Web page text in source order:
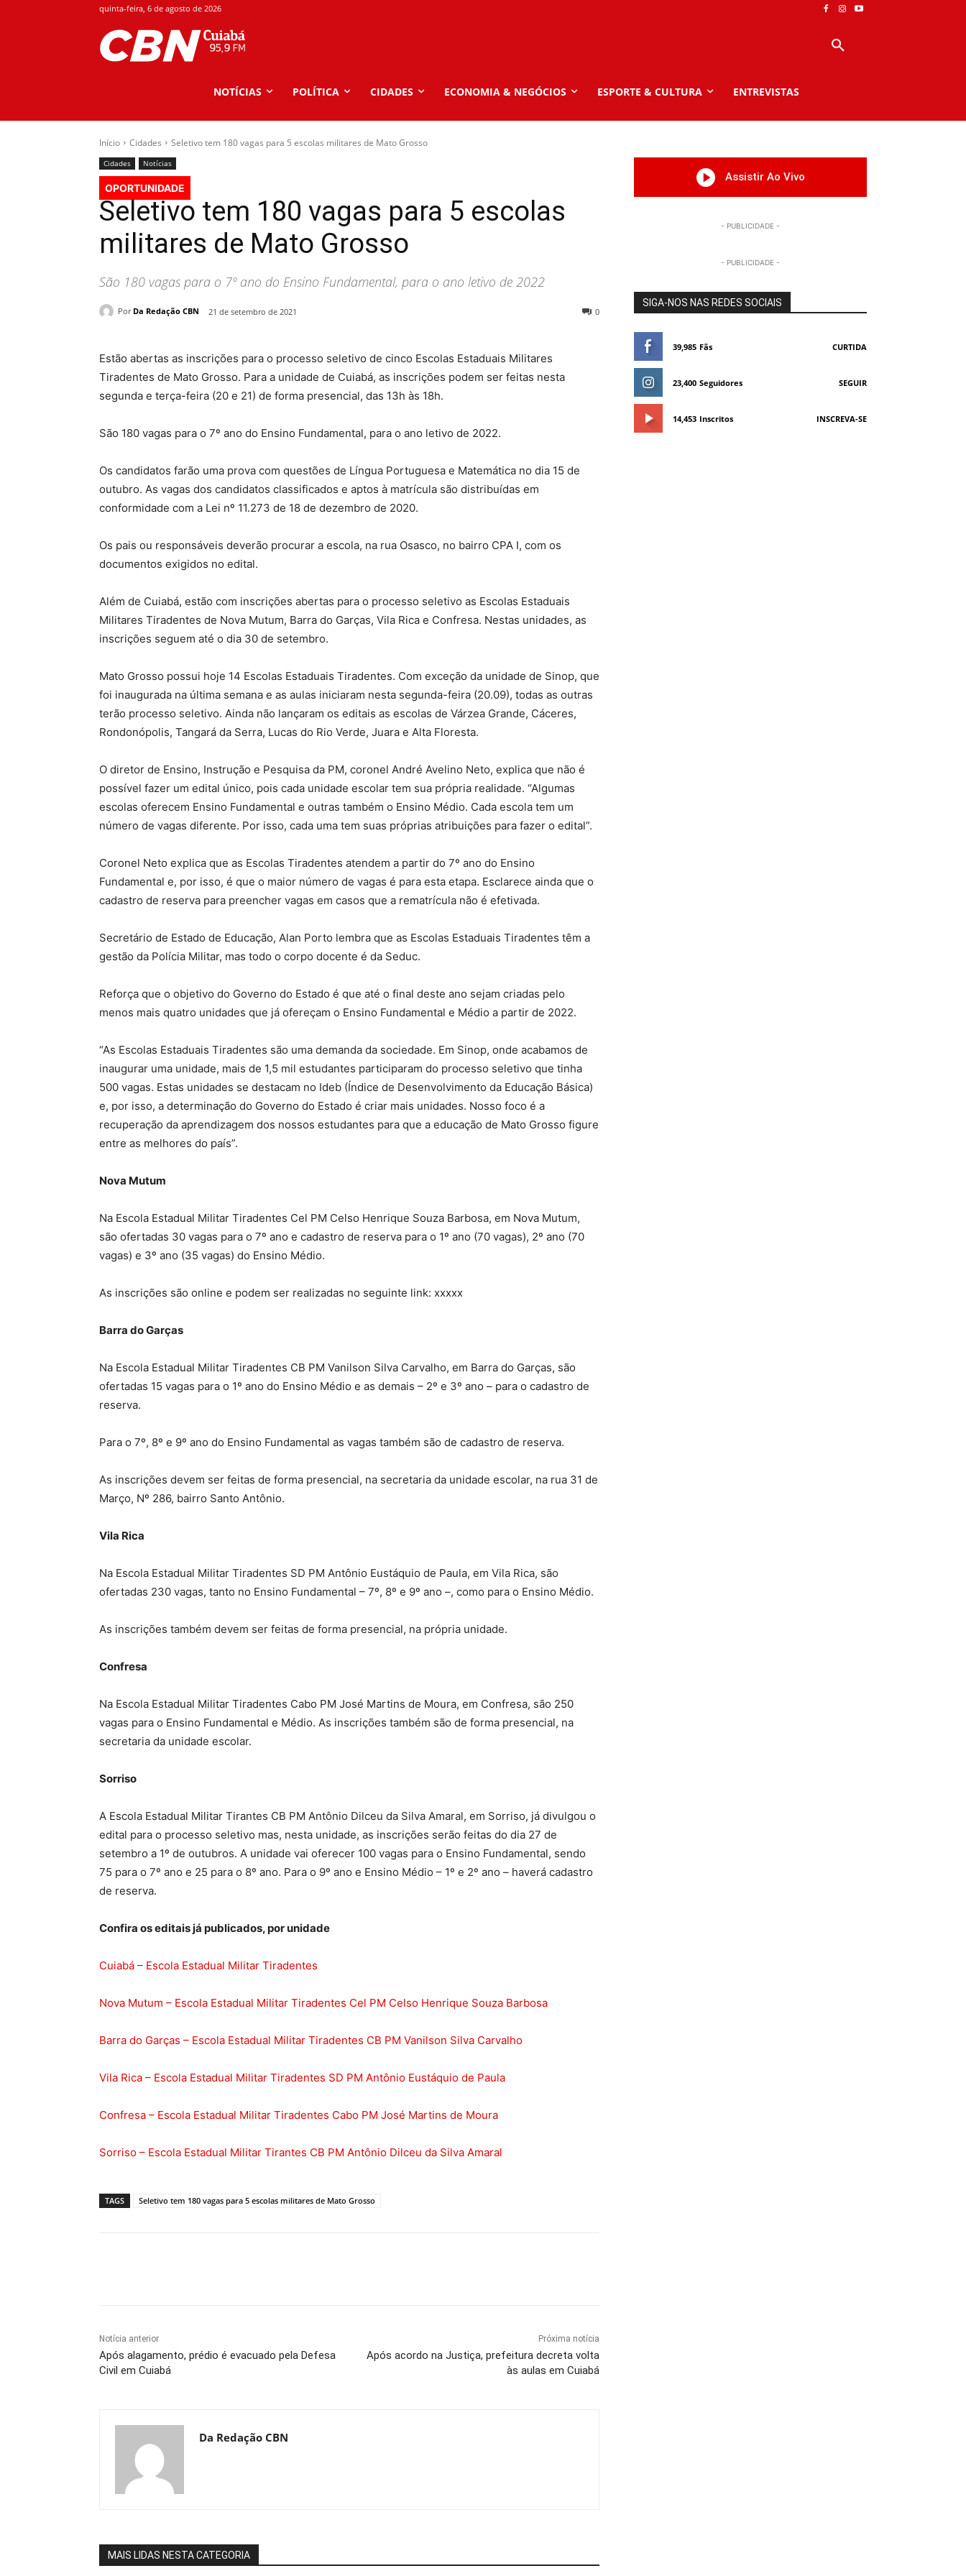
quinta-feira, 6 de agosto de 2026
NOTÍCIAS POLÍTICA CIDADES ECONOMIA & NEGÓCIOS ESPORTE & CULTURA ENTREVISTAS
Início Cidades Seletivo tem 180 vagas para 5 escolas militares de Mato Grosso
Cidades Notícias
OPORTUNIDADE
Seletivo tem 180 vagas para 5 escolas
militares de Mato Grosso
São 180 vagas para o 7º ano do Ensino Fundamental, para o ano letivo de 2022
Por Da Redação CBN 21 de setembro de 2021 0
Estão abertas as inscrições para o processo seletivo de cinco Escolas Estaduais Militares
Tiradentes de Mato Grosso. Para a unidade de Cuiabá, as inscrições podem ser feitas nesta
segunda e terça-feira (20 e 21) de forma presencial, das 13h às 18h.
São 180 vagas para o 7º ano do Ensino Fundamental, para o ano letivo de 2022.
Os candidatos farão uma prova com questões de Língua Portuguesa e Matemática no dia 15 de
outubro. As vagas dos candidatos classificados e aptos à matrícula são distribuídas em
conformidade com a Lei nº 11.273 de 18 de dezembro de 2020.
Os pais ou responsáveis deverão procurar a escola, na rua Osasco, no bairro CPA I, com os
documentos exigidos no edital.
Além de Cuiabá, estão com inscrições abertas para o processo seletivo as Escolas Estaduais
Militares Tiradentes de Nova Mutum, Barra do Garças, Vila Rica e Confresa. Nestas unidades, as
inscrições seguem até o dia 30 de setembro.
Mato Grosso possui hoje 14 Escolas Estaduais Tiradentes. Com exceção da unidade de Sinop, que
foi inaugurada na última semana e as aulas iniciaram nesta segunda-feira (20.09), todas as outras
terão processo seletivo. Ainda não lançaram os editais as escolas de Várzea Grande, Cáceres,
Rondonópolis, Tangará da Serra, Lucas do Rio Verde, Juara e Alta Floresta.
O diretor de Ensino, Instrução e Pesquisa da PM, coronel André Avelino Neto, explica que não é
possível fazer um edital único, pois cada unidade escolar tem sua própria realidade. “Algumas
escolas oferecem Ensino Fundamental e outras também o Ensino Médio. Cada escola tem um
número de vagas diferente. Por isso, cada uma tem suas próprias atribuições para fazer o edital”.
Coronel Neto explica que as Escolas Tiradentes atendem a partir do 7º ano do Ensino
Fundamental e, por isso, é que o maior número de vagas é para esta etapa. Esclarece ainda que o
cadastro de reserva para preencher vagas em casos que a rematrícula não é efetivada.
Secretário de Estado de Educação, Alan Porto lembra que as Escolas Estaduais Tiradentes têm a
gestão da Polícia Militar, mas todo o corpo docente é da Seduc.
Reforça que o objetivo do Governo do Estado é que até o final deste ano sejam criadas pelo
menos mais quatro unidades que já ofereçam o Ensino Fundamental e Médio a partir de 2022.
“As Escolas Estaduais Tiradentes são uma demanda da sociedade. Em Sinop, onde acabamos de
inaugurar uma unidade, mais de 1,5 mil estudantes participaram do processo seletivo que tinha
500 vagas. Estas unidades se destacam no Ideb (Índice de Desenvolvimento da Educação Básica)
e, por isso, a determinação do Governo do Estado é criar mais unidades. Nosso foco é a
recuperação da aprendizagem dos nossos estudantes para que a educação de Mato Grosso figure
entre as melhores do país”.
Nova Mutum
Na Escola Estadual Militar Tiradentes Cel PM Celso Henrique Souza Barbosa, em Nova Mutum,
são ofertadas 30 vagas para o 7º ano e cadastro de reserva para o 1º ano (70 vagas), 2º ano (70
vagas) e 3º ano (35 vagas) do Ensino Médio.
As inscrições são online e podem ser realizadas no seguinte link: xxxxx
Barra do Garças
Na Escola Estadual Militar Tiradentes CB PM Vanilson Silva Carvalho, em Barra do Garças, são
ofertadas 15 vagas para o 1º ano do Ensino Médio e as demais – 2º e 3º ano – para o cadastro de
reserva.
Para o 7º, 8º e 9º ano do Ensino Fundamental as vagas também são de cadastro de reserva.
As inscrições devem ser feitas de forma presencial, na secretaria da unidade escolar, na rua 31 de
Março, Nº 286, bairro Santo Antônio.
Vila Rica
Na Escola Estadual Militar Tiradentes SD PM Antônio Eustáquio de Paula, em Vila Rica, são
ofertadas 230 vagas, tanto no Ensino Fundamental – 7º, 8º e 9º ano –, como para o Ensino Médio.
As inscrições também devem ser feitas de forma presencial, na própria unidade.
Confresa
Na Escola Estadual Militar Tiradentes Cabo PM José Martins de Moura, em Confresa, são 250
vagas para o Ensino Fundamental e Médio. As inscrições também são de forma presencial, na
secretaria da unidade escolar.
Sorriso
A Escola Estadual Militar Tirantes CB PM Antônio Dilceu da Silva Amaral, em Sorriso, já divulgou o
edital para o processo seletivo mas, nesta unidade, as inscrições serão feitas do dia 27 de
setembro a 1º de outubros. A unidade vai oferecer 100 vagas para o Ensino Fundamental, sendo
75 para o 7º ano e 25 para o 8º ano. Para o 9º ano e Ensino Médio – 1º e 2º ano – haverá cadastro
de reserva.
Confira os editais já publicados, por unidade
Cuiabá – Escola Estadual Militar Tiradentes
Nova Mutum – Escola Estadual Militar Tiradentes Cel PM Celso Henrique Souza Barbosa
Barra do Garças – Escola Estadual Militar Tiradentes CB PM Vanilson Silva Carvalho
Vila Rica – Escola Estadual Militar Tiradentes SD PM Antônio Eustáquio de Paula
Confresa – Escola Estadual Militar Tiradentes Cabo PM José Martins de Moura
Sorriso – Escola Estadual Militar Tirantes CB PM Antônio Dilceu da Silva Amaral
TAGS Seletivo tem 180 vagas para 5 escolas militares de Mato Grosso
Notícia anterior
Após alagamento, prédio é evacuado pela Defesa
Civil em Cuiabá
Próxima notícia
Após acordo na Justiça, prefeitura decreta volta
às aulas em Cuiabá
Da Redação CBN
MAIS LIDAS NESTA CATEGORIA
Assistir Ao Vivo
- PUBLICIDADE -
- PUBLICIDADE -
SIGA-NOS NAS REDES SOCIAIS
39,985 Fãs CURTIDA
23,400 Seguidores SEGUIR
14,453 Inscritos INSCREVA-SE